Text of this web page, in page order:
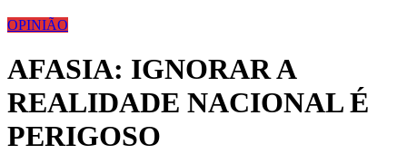
OPINIÃO
AFASIA: IGNORAR A
REALIDADE NACIONAL É
PERIGOSO